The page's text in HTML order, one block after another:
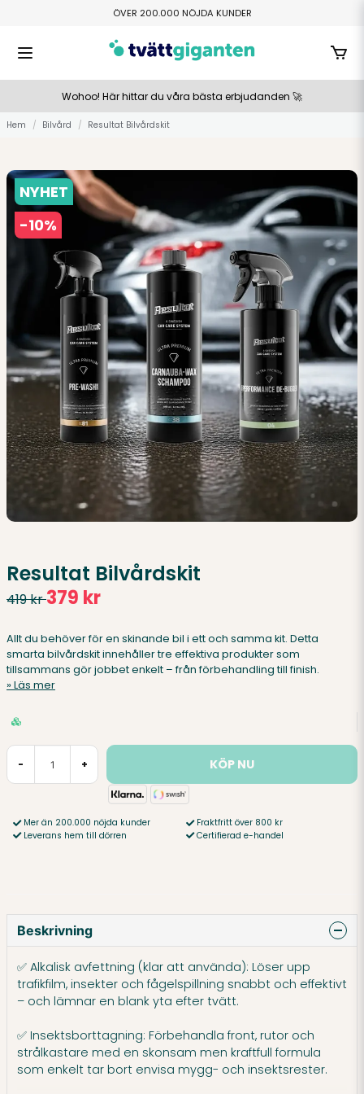
ÖVER 200.000 NÖJDA KUNDER
FRI HEMLEVERANS ÖVER 800 KR
TILLVERKAS I SMÅLAND
BETALA ENKELT MED SWISH ELLER KLARNA
Wohoo! Här hittar du våra bästa erbjudanden 🚀
Hem Bilvård Resultat Bilvårdskit
NYHET
-10%
Resultat Bilvårdskit
419 kr379 kr
Allt du behöver för en skinande bil i ett och samma kit. Detta
smarta bilvårdskit innehåller tre effektiva produkter som
tillsammans gör jobbet enkelt – från förbehandling till finish.
Läs mer
- + KÖP NU
Mer än 200.000 nöjda kunder
Leverans hem till dörren
Fraktfritt över 800 kr
Certifierad e-handel
Beskrivning
✅ Alkalisk avfettning (klar att använda): Löser upp
trafikfilm, insekter och fågelspillning snabbt och effektivt
– och lämnar en blank yta efter tvätt.
✅ Insektsborttagning: Förbehandla front, rutor och
strålkastare med en skonsam men kraftfull formula
som enkelt tar bort envisa mygg- och insektsrester.